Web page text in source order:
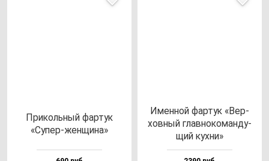
При­коль­ный фар­тук
«Супер-жен­щи­на»
Имен­ной фар­тук «Вер­
хов­ный глав­но­ко­ман­ду­
щий кух­ни»